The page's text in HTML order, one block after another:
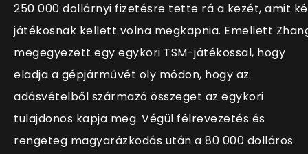
250 000 dollárnyi fizetésre tette rá a kezét, amit
játékosnak kellett volna megkapnia. Emellett
megegyezett egy egykori TSM-játékossal, hogy
eladja a gépjárművét oly módon, hogy az
adásvételből származó összeget az egykori
tulajdonos kapja meg. Végül félrevezetés és
rengeteg magyarázkodás után a 80 000 dolláros